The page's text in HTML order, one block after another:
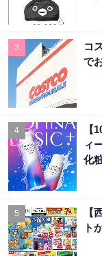
3
コ
で
4
【
ィ
化
5
【
ト